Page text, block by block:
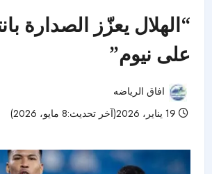
“الهلال يعزّز الصدارة
على نيوم”
افاق الرياضه